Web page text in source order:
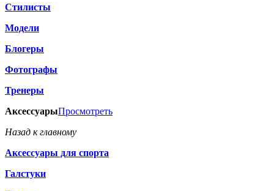
Стилисты
Модели
Блогеры
Фотографы
Тренеры
АксессуарыПросмотреть
Назад к главному
Аксессуары для спорта
Галстуки